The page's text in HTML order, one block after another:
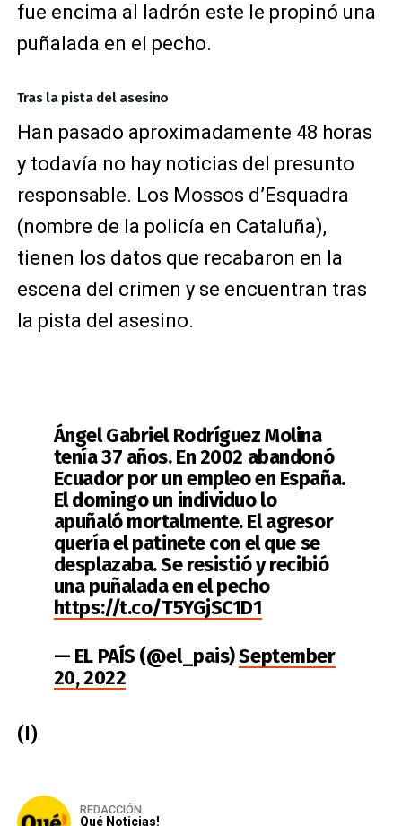
fue encima al ladrón este le propinó una
puñalada en el pecho.
Tras la pista del asesino
Han pasado aproximadamente 48 horas
y todavía no hay noticias del presunto
responsable. Los Mossos d’Esquadra
(nombre de la policía en Cataluña),
tienen los datos que recabaron en la
escena del crimen y se encuentran tras
la pista del asesino.
Ángel Gabriel Rodríguez Molina
tenía 37 años. En 2002 abandonó
Ecuador por un empleo en España.
El domingo un individuo lo
apuñaló mortalmente. El agresor
quería el patinete con el que se
desplazaba. Se resistió y recibió
una puñalada en el pecho
https://t.co/T5YGjSC1D1
— EL PAÍS (@el_pais)September
20, 2022
(I)
REDACCIÓN
Qué Noticias!